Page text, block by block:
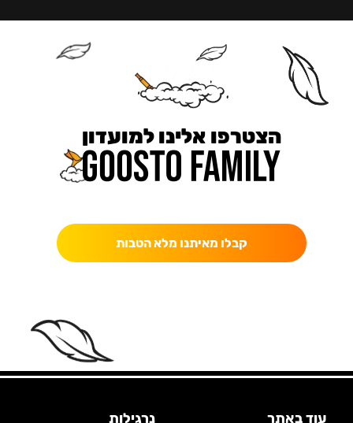
הצטרפו אלינו למועדון
קבלו מאיתנו מלא הטבות
KAPARA •RELAX, KAPARA •RELAX, KAPARA •